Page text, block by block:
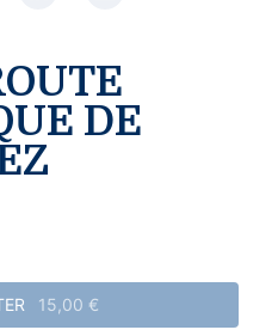
DE
15,00 €